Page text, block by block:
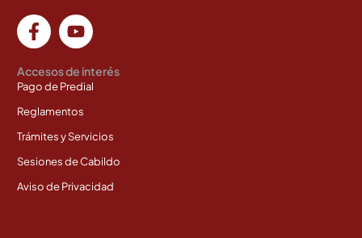
Accesos de interés
Pago de Predial
Reglamentos
Trámites y Servicios
Sesiones de Cabildo
Aviso de Privacidad